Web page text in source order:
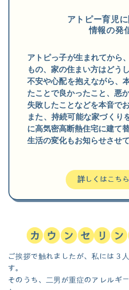
アトピー育児
情報の発
アトピっ子が生まれてから
もの、家の住まい方はどう
不安や心配を抱えながら、
たことで良かったこと、悪
失敗したことなどを本音で
また、持続可能な家づくり
に高気密高断熱住宅に建て
生活の変化もお知らせさせ
詳しくはこ
ご挨拶で触れましたが、私には３
す。
そのうち、二男が重症のアレルギ